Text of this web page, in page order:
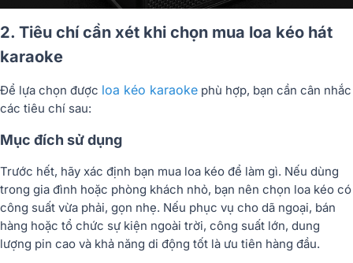
2. Tiêu chí cần xét khi chọn mua loa kéo hát
karaoke
Để lựa chọn được loa kéo karaoke phù hợp, bạn cần cân nhắc
các tiêu chí sau:
Mục đích sử dụng
Trước hết, hãy xác định bạn mua loa kéo để làm gì. Nếu dùng
trong gia đình hoặc phòng khách nhỏ, bạn nên chọn loa kéo có
công suất vừa phải, gọn nhẹ. Nếu phục vụ cho dã ngoại, bán
hàng hoặc tổ chức sự kiện ngoài trời, công suất lớn, dung
lượng pin cao và khả năng di động tốt là ưu tiên hàng đầu.